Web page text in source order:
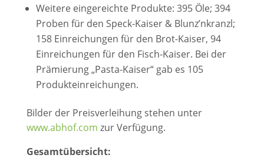
Weitere eingereichte Produkte: 395 Öle; 394
Proben für den Speck-Kaiser & Blunz’nkranzl;
158 Einreichungen für den Brot-Kaiser, 94
Einreichungen für den Fisch-Kaiser. Bei der
Prämierung „Pasta-Kaiser“ gab es 105
Produkteinreichungen.
Bilder der Preisverleihung stehen unter
www.abhof.com zur Verfügung.
Gesamtübersicht: